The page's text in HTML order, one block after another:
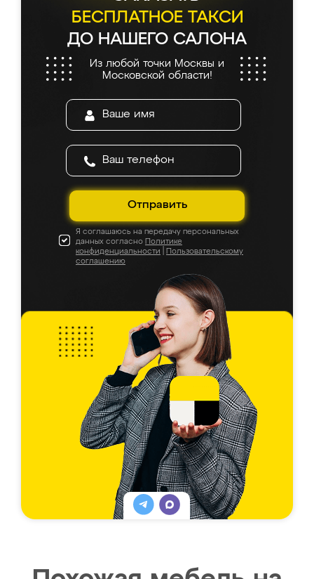
БЕСПЛАТНОЕ ТАКСИ
ДО НАШЕГО САЛОНА
Из любой точки Москвы и
Московской области!
Отправить
Я соглашаюсь на передачу персональных
данных согласно Политике
конфиденциальности
Пользовательскому
соглашению